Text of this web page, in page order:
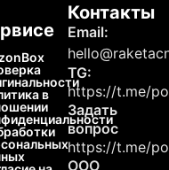
в
Контакты
Email:
TG:
https://t.me/
Задать
вопрос
https://t.me/
ООО